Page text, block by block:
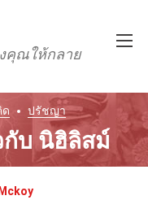
คุณให้กลาย
ปรัชญา
กับ นิฮิลิสม์